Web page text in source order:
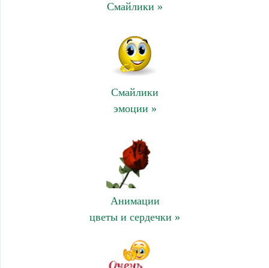
Смайлики »
Смайлики
эмоции »
Анимации
цветы и сердечки »